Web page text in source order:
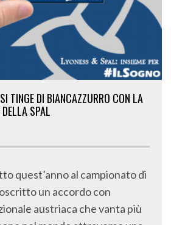
TINGE DI BIANCAZZURRO CON LA
SPAL
quest’anno al campionato di
un accordo con
austriaca che vanta più